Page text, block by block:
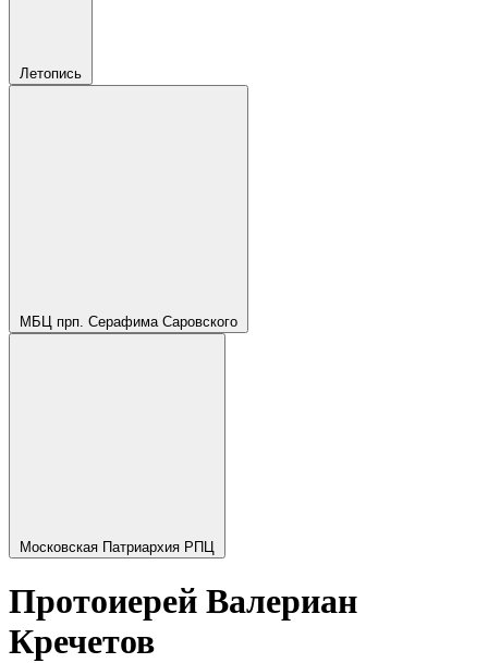
Летопись
МБЦ прп. Серафима Саровского
Московская Патриархия РПЦ
Протоиерей Валериан
Кречетов